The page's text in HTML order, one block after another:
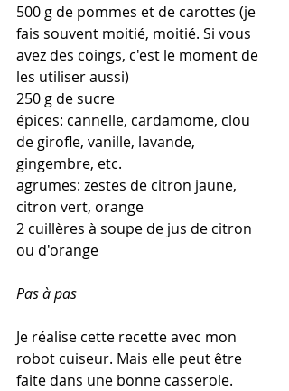
500 g de pommes et de carottes (je
fais souvent moitié, moitié. Si vous
avez des coings, c'est le moment de
les utiliser aussi)
250 g de sucre
épices: cannelle, cardamome, clou
de girofle, vanille, lavande,
gingembre, etc.
agrumes: zestes de citron jaune,
citron vert, orange
2 cuillères à soupe de jus de citron
ou d'orange
Pas à pas
Je réalise cette recette avec mon
robot cuiseur. Mais elle peut être
faite dans une bonne casserole.